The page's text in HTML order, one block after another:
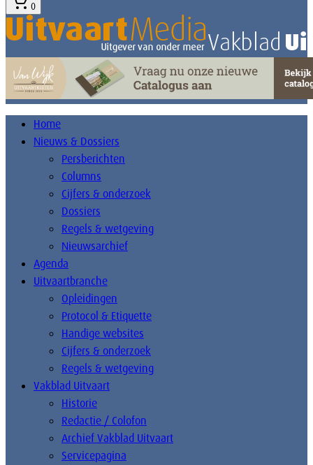
0
Home
Nieuws & Dossiers
Persberichten
Columns
Cijfers & onderzoek
Dossiers
Regels & wetgeving
Nieuwsarchief
Agenda
Uitvaartbranche
Opleidingen
Protocol & Etiquette
Handige websites
Cijfers & onderzoek
Regels & wetgeving
Vakblad Uitvaart
Historie
Redactie / Colofon
Archief Vakblad Uitvaart
Servicepagina